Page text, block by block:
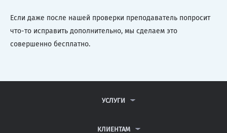
Если даже после нашей проверки преподаватель попросит
что-то исправить дополнительно, мы сделаем это
совершенно бесплатно.
УСЛУГИ
ДИПЛОМНЫЕ РАБОТЫ
КЛИЕНТАМ